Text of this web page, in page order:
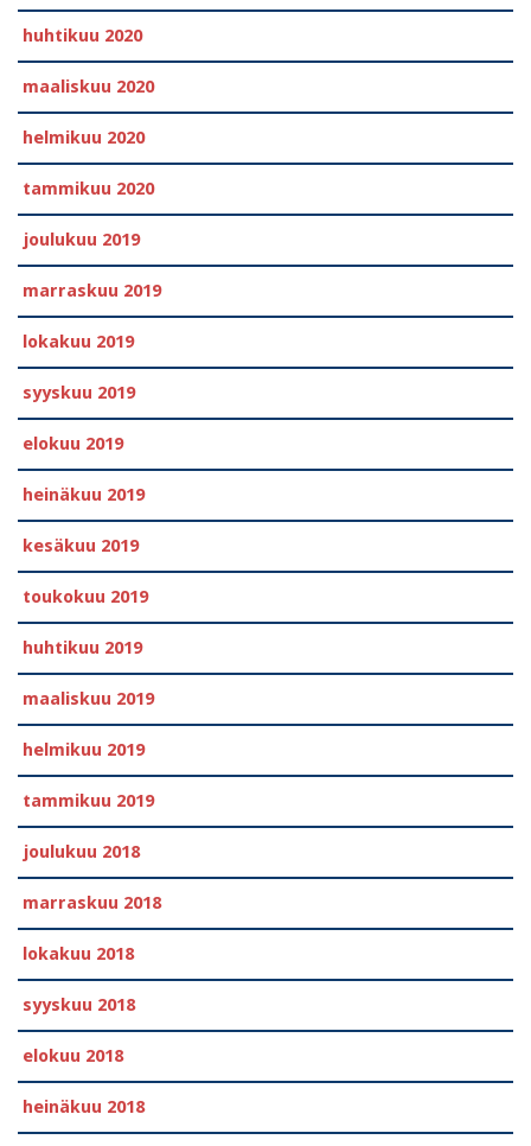
huhtikuu 2020
maaliskuu 2020
helmikuu 2020
tammikuu 2020
joulukuu 2019
marraskuu 2019
lokakuu 2019
syyskuu 2019
elokuu 2019
heinäkuu 2019
kesäkuu 2019
toukokuu 2019
huhtikuu 2019
maaliskuu 2019
helmikuu 2019
tammikuu 2019
joulukuu 2018
marraskuu 2018
lokakuu 2018
syyskuu 2018
elokuu 2018
heinäkuu 2018